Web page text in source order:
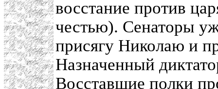
восстание против
честью). Сенаторы
присягу Николаю и
Назначенный
Восставшие полки